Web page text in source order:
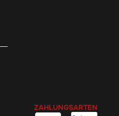
ZAHLUNGSARTEN